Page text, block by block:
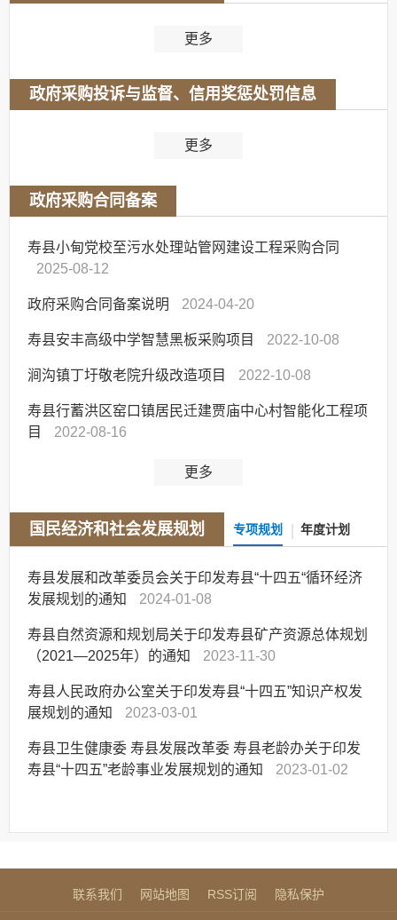
更多
政府采购投诉与监督、信用奖惩处罚信息
更多
政府采购合同备案
寿县小甸党校至污水处理站管网建设工程采购合同
2025-08-12
政府采购合同备案说明 2024-04-20
寿县安丰高级中学智慧黑板采购项目 2022-10-08
涧沟镇丁圩敬老院升级改造项目 2022-10-08
寿县行蓄洪区窑口镇居民迁建贾庙中心村智能化工程项
目
2022-08-16
更多
国民经济和社会发展规划 专项规划 年度计划
寿县发展和改革委员会关于印发寿县“十四五“循环经济
发展规划的通知
2024-01-08
寿县自然资源和规划局关于印发寿县矿产资源总体规划
（2021—2025年）的通知
2023-11-30
寿县人民政府办公室关于印发寿县“十四五”知识产权发
展规划的通知
2023-03-01
寿县卫生健康委 寿县发展改革委 寿县老龄办关于印发
寿县“十四五”老龄事业发展规划的通知
2023-01-02
联系我们 网站地图 RSS订阅 隐私保护